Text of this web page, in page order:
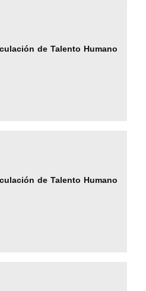
de Talento Humano
de Talento Humano